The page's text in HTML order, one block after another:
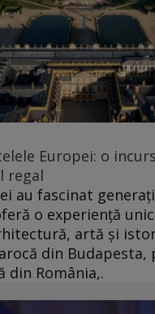
Europei: o
regal
au fascinat
o experiență
artă și
din Budapesta,
din România,.